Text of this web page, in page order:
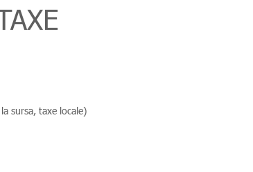
sursa, taxe locale)